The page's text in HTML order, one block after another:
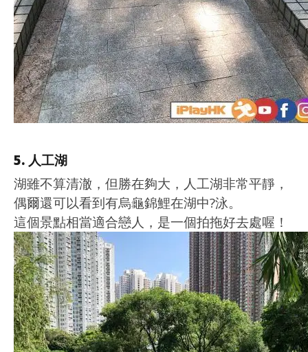
5. 人工湖
湖雖不算清澈，但勝在夠大，人工湖非常平靜，
偶爾還可以看到有烏龜錦鯉在湖中?泳。
這個景點相當適合戀人，是一個拍拖好去處喔！